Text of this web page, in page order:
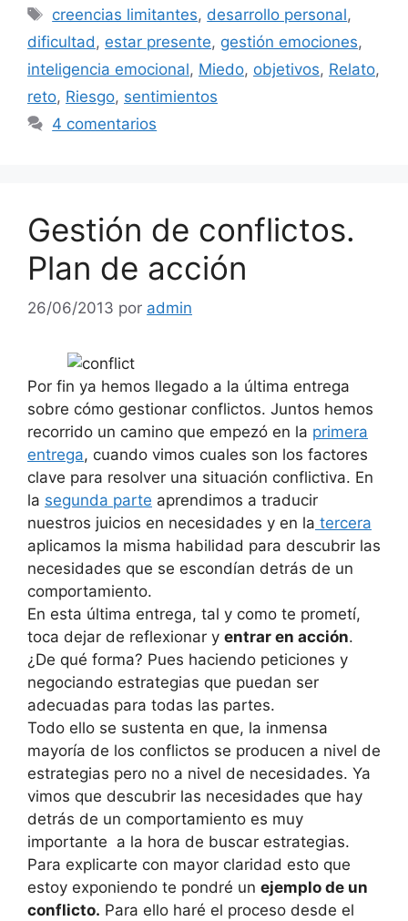
Etiquetas
creencias limitantes, desarrollo personal,
dificultad , estar presente, gestión emociones,
inteligencia emocional, Miedo, objetivos, Relato,
reto, Riesgo, sentimientos
4 comentarios
Gestión de conflictos.
Plan de acción
26/06/2013 por admin
Por fin ya hemos llegado a la última entrega
sobre cómo gestionar conflictos. Juntos hemos
recorrido un camino que empezó en la primera
entrega, cuando vimos cuales son los factores
clave para resolver una situación conflictiva. En
la segunda parte aprendimos a traducir
nuestros juicios en necesidades y en la tercera
aplicamos la misma habilidad para descubrir las
necesidades que se escondían detrás de un
comportamiento.
En esta última entrega, tal y como te prometí,
toca dejar de reflexionar y entrar en acción.
¿De qué forma? Pues haciendo peticiones y
negociando estrategias que puedan ser
adecuadas para todas las partes.
Todo ello se sustenta en que, la inmensa
mayoría de los conflictos se producen a nivel de
estrategias pero no a nivel de necesidades. Ya
vimos que descubrir las necesidades que hay
detrás de un comportamiento es muy
importante a la hora de buscar estrategias.
Para explicarte con mayor claridad esto que
estoy exponiendo te pondré un ejemplo de un
conflicto. Para ello haré el proceso desde el